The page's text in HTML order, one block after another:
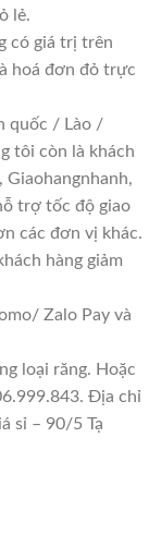
lẻ.
có giá trị trên
hoá đơn đỏ trực
quốc / Lào /
tôi còn là khách
Giaohangnhanh,
trợ tốc độ giao
các đơn vị khác.
hàng giảm
Zalo Pay và
loại răng. Hoặc
Địa chỉ
sỉ – 90/5 Tạ